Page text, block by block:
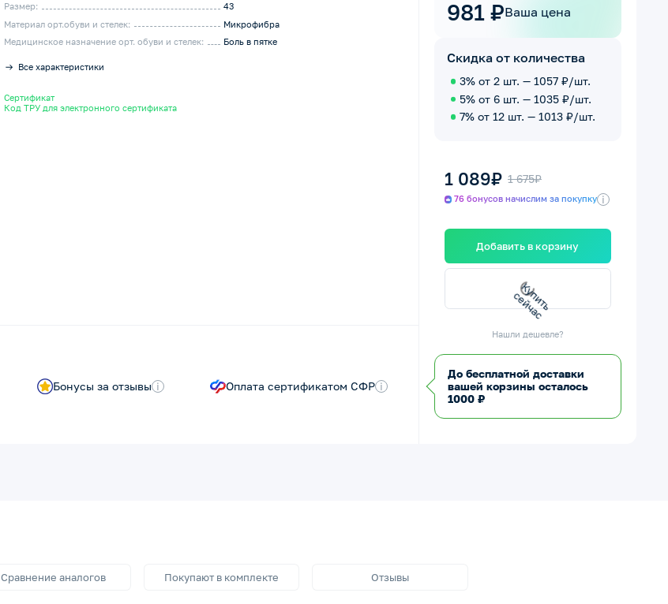
Размер:
43
Материал орт.обуви и стелек:
Микрофибра
Медицинское назначение орт. обуви и стелек:
Боль в пятке
Все характеристики
Сертификат
Код ТРУ для электронного сертификата
Бонусы за отзывы i Оплата сертификатом СФР i
981 ₽Ваша цена
Скидка от количества
3% от 2 шт. — 1057 ₽/шт.
5% от 6 шт. — 1035 ₽/шт.
7% от 12 шт. — 1013 ₽/шт.
1 089₽ 1 675₽
76 бонусов начислим за покупку i
Добавить в корзину
К
у
п
и
т
ь
с
е
й
ч
а
с
Нашли дешевле?
До бесплатной доставки
вашей корзины осталось
1000 ₽
Сравнение аналогов Покупают в комплекте Отзывы